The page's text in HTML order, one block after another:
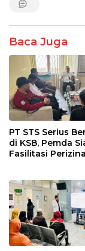
Baca Juga
PT STS Serius
di KSB, Pemda
Fasilitasi